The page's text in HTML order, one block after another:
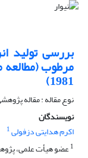
بررسی تولید
1981)
نوع مقاله : مقاله
نویسندگان
اکرم هدایتی دزفولی1
1عضو هیأت علمی،